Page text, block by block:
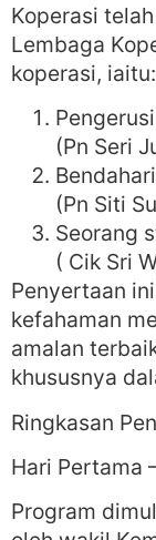
Koperasi
Lembaga
koperasi, iaitu:
(Pn Seri
(Pn Siti
Seorang
( Cik Sri
Penyertaan
kefahaman
amalan
khususnya
Ringkasan
Hari Pertama
Program